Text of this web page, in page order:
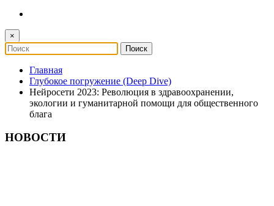
×
Главная
Глубокое погружение (Deep Dive)
Нейросети 2023: Революция в здравоохранении,
экологии и гуманитарной помощи для общественного
блага
НОВОСТИ